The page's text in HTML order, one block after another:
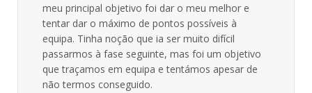
meu principal objetivo foi dar o meu melhor e
tentar dar o máximo de pontos possíveis à
equipa. Tinha noção que ia ser muito difícil
passarmos à fase seguinte, mas foi um objetivo
que traçamos em equipa e tentámos apesar de
não termos conseguido.